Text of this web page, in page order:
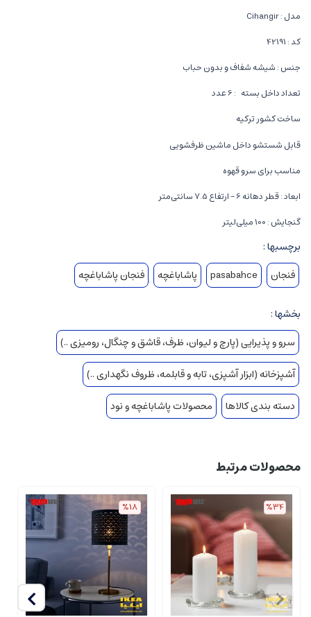
مدل :Cihangir
کد : 42191
جنس : شیشه شفاف و بدون حباب
تعداد داخل بسته : 6 عدد
ساخت کشور ترکیه
قابل شستشو داخل ماشین ظرفشویی
مناسب برای سرو قهوه
ابعاد : قطر دهانه 6 – ارتفاع 7.5 سانتی‌متر
گنجایش : 100 میلی‌لیتر
برچسبها :
فنجان
pasabahce پاشاباغچه فنجان پاشاباغچه
بخشها :
سرو و پذیرایی (پارچ و لیوان، ظرف، قاشق و چنگال، رومیزی ..)
آشپزخانه (ابزار آشپزی، تابه و قابلمه، ظروف نگهداری ..)
دسته بندی کالاها
محصولات پاشاباغچه و نود
محصولات مرتبط
%34
%18